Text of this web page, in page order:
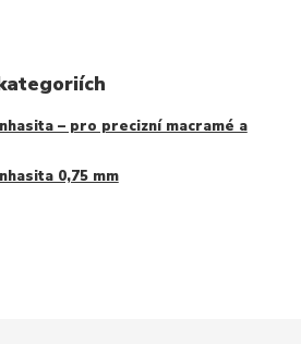
– pro precizní macramé a
0,75 mm